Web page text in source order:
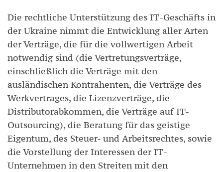
Die rechtliche Unterstützung des ІТ-Geschäfts in
der Ukraine nimmt die Entwicklung aller Arten
der Verträge, die für die vollwertigen Arbeit
notwendig sind (die Vertretungsverträge,
einschließlich die Verträge mit den
ausländischen Kontrahenten, die Verträge des
Werkvertrages, die Lizenzverträge, die
Distributorabkommen, die Verträge auf IT-
Outsourcing), die Beratung für das geistige
Eigentum, des Steuer- und Arbeitsrechtes, sowie
die Vorstellung der Interessen der ІТ-
Unternehmen in den Streiten mit den